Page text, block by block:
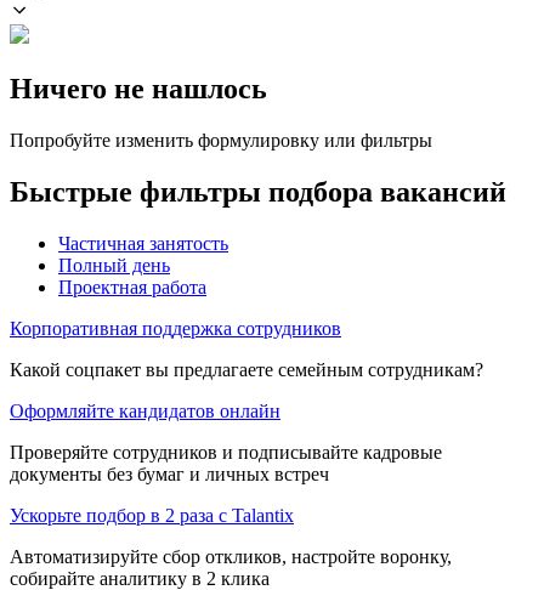
Ничего не нашлось
Попробуйте изменить формулировку или фильтры
Быстрые фильтры подбора вакансий
Частичная занятость
Полный день
Проектная работа
Корпоративная поддержка сотрудников
Какой соцпакет вы предлагаете семейным сотрудникам?
Оформляйте кандидатов онлайн
Проверяйте сотрудников и подписывайте кадровые
документы без бумаг и личных встреч
Ускорьте подбор в 2 раза с Talantix
Автоматизируйте сбор откликов, настройте воронку,
собирайте аналитику в 2 клика